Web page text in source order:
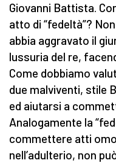
Giovanni Battista.
atto di “fedeltà”?
abbia aggravato il
lussuria del re,
Come dobbiamo
due malviventi, stile
ed aiutarsi a
Analogamente la
commettere atti
nell’adulterio, non